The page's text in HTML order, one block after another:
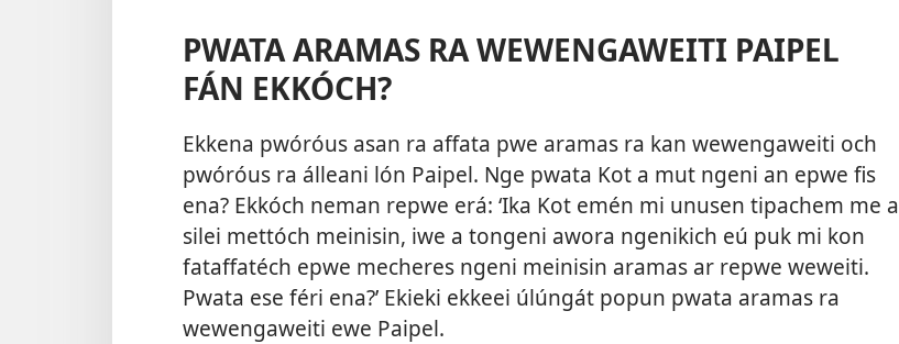
PWATA ARAMAS RA WEWENGAWEITI PAIPEL
FÁN EKKÓCH?
Ekkena pwóróus asan ra affata pwe aramas ra kan wewengaweiti och
pwóróus ra álleani lón Paipel. Nge pwata Kot a mut ngeni an epwe fis
ena? Ekkóch neman repwe erá: ‘Ika Kot emén mi unusen tipachem me a
silei mettóch meinisin, iwe a tongeni awora ngenikich eú puk mi kon
fataffatéch epwe mecheres ngeni meinisin aramas ar repwe weweiti.
Pwata ese féri ena?’ Ekieki ekkeei úlúngát popun pwata aramas ra
wewengaweiti ewe Paipel.